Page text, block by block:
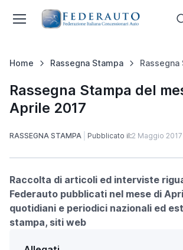
Home Rassegna Stampa
Rassegna Stampa del
Aprile 2017
RASSEGNA STAMPA Pubblicato il:2 Maggio 2017
Raccolta di articoli ed interviste
Federauto pubblicati nel mese di
quotidiani e periodici nazionali ed
stampa, siti web